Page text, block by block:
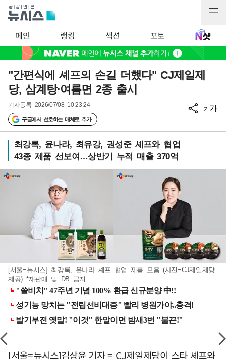
메인 랭킹 섹션 포토
"간편식에 셰프의 손길 더했다" CJ제일제
당, 삼계탕·여름면 2종 출시
기사등록 2026/07/08 10:23:24
구글에서 선호하는 매체로 추가
가가
최강록, 윤나라, 최유강, 권성준 셰프와 협업
43종 제품 선보여…상반기 누적 매출 370억
[서울=뉴시스] 최강록, 윤나라 셰프 협업 제품 모음 (사진=CJ제일제당
제공) *재판매 및 DB 금지
[서울=뉴시스]김상윤 기자 = CJ제일제당이 스타 셰프와